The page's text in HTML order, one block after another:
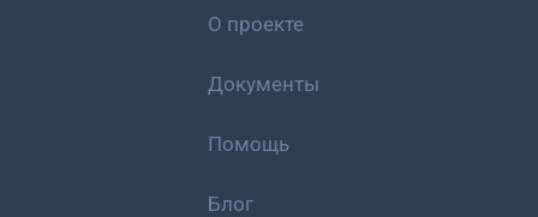
О проекте
Документы
Помощь
Блог